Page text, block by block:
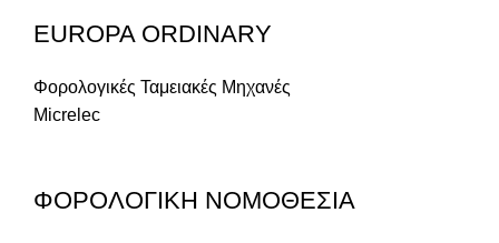
EUROPA ORDINARY
Φορολογικές Ταμειακές Μηχανές
Micrelec
ΦΟΡΟΛΟΓΙΚΗ ΝΟΜΟΘΕΣΙΑ